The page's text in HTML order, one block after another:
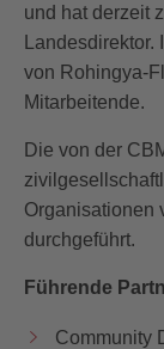
und hat derzeit
von Rohingya-
Mitarbeitende.
Die von der
Organisationen
durchgeführt.
Führende
Community